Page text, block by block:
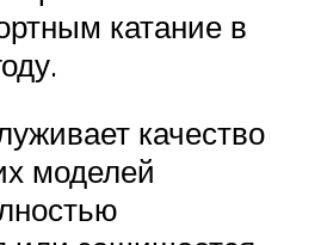
катание в
качество
моделей